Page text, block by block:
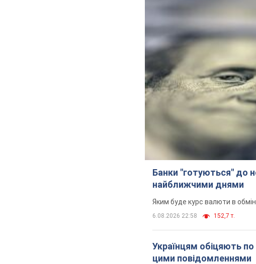
Банки "готуються" до
найближчими днями
Яким буде курс валюти в
6.08.2026 22:58 152,7 т.
Українцям обіцяють по
цими повідомленнями